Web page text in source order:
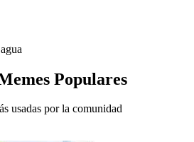
Populares
usadas por la comunidad